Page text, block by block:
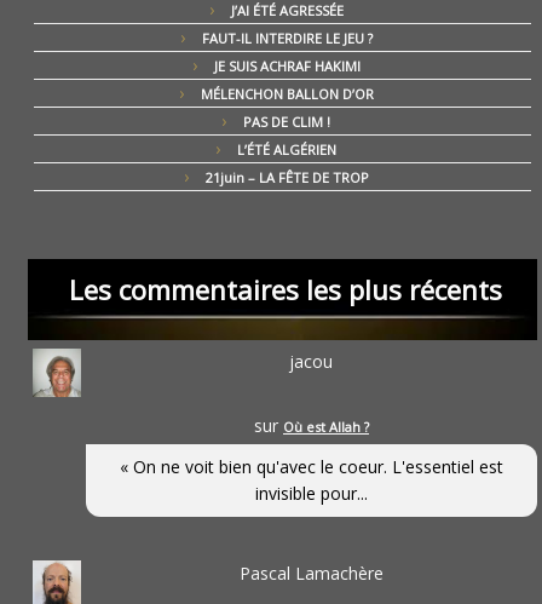
J’AI ÉTÉ AGRESSÉE
FAUT-IL INTERDIRE LE JEU ?
JE SUIS ACHRAF HAKIMI
MÉLENCHON BALLON D’OR
PAS DE CLIM !
L’ÉTÉ ALGÉRIEN
21juin – LA FÊTE DE TROP
Les commentaires les plus récents
jacou
sur Où est Allah ?
« On ne voit bien qu'avec le coeur. L'essentiel est
invisible pour...
Pascal Lamachère